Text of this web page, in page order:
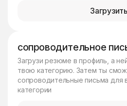
Загрузить
сопроводительное
Загрузи резюме в профиль, а
твою категорию. Затем ты
сопроводительные письма для
категории